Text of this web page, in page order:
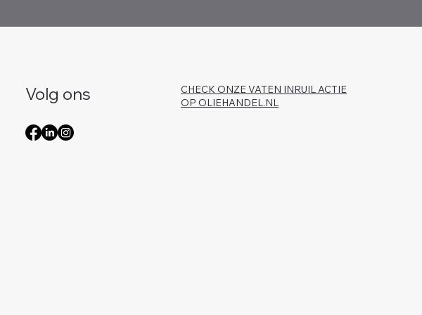
Volg ons
CHECK ONZE VATEN INRUIL ACTIE
OP OLIEHANDEL.NL